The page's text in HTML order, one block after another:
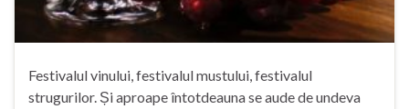
Festivalul vinului, festivalul mustului, festivalul
strugurilor. Și aproape întotdeauna se aude de undeva